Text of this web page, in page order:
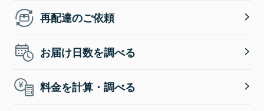
再配達のご依頼
お届け日数を調べる
料金を計算・調べる